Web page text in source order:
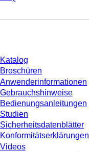
Katalog
Broschüren
Anwenderinformationen
Gebrauchshinweise
Bedienungsanleitungen
Studien
Sicherheitsdatenblätter
Konformitätserklärungen
Videos